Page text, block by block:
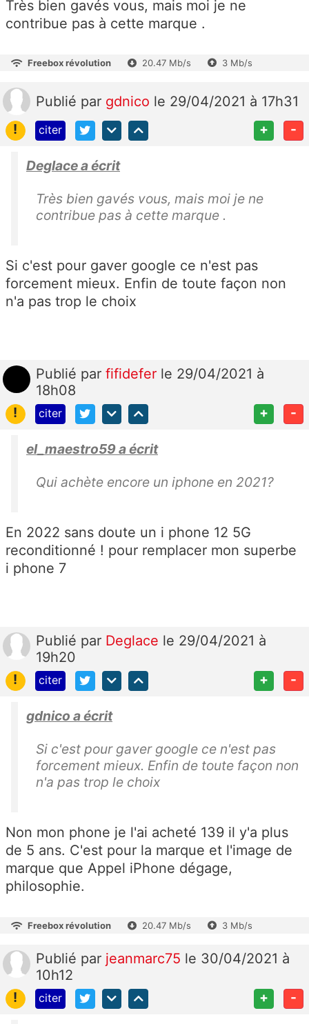
Très bien gavés vous, mais moi je ne
contribue pas à cette marque .
Freebox révolution 20.47 Mb/s 3 Mb/s
Publié par gdnico le 29/04/2021 à 17h31
!
citer + -
Deglace a écrit
Très bien gavés vous, mais moi je ne
contribue pas à cette marque .
Si c'est pour gaver google ce n'est pas
forcement mieux. Enfin de toute façon non
n'a pas trop le choix
Publié par fifidefer le 29/04/2021 à
18h08
!
citer + -
el_maestro59 a écrit
Qui achète encore un iphone en 2021?
En 2022 sans doute un i phone 12 5G
reconditionné ! pour remplacer mon superbe
i phone 7
Publié par Deglace le 29/04/2021 à
19h20
!
citer + -
gdnico a écrit
Si c'est pour gaver google ce n'est pas
forcement mieux. Enfin de toute façon non
n'a pas trop le choix
Non mon phone je l'ai acheté 139 il y'a plus
de 5 ans. C'est pour la marque et l'image de
marque que Appel iPhone dégage,
philosophie.
Freebox révolution 20.47 Mb/s 3 Mb/s
Publié par jeanmarc75 le 30/04/2021 à
10h12
!
citer + -